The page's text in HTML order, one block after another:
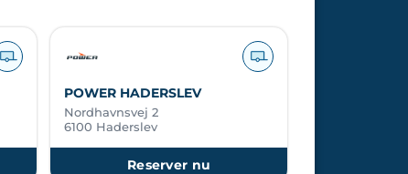
POWER HADERSLEV
Nordhavnsvej 2
6100 Haderslev
Reserver nu